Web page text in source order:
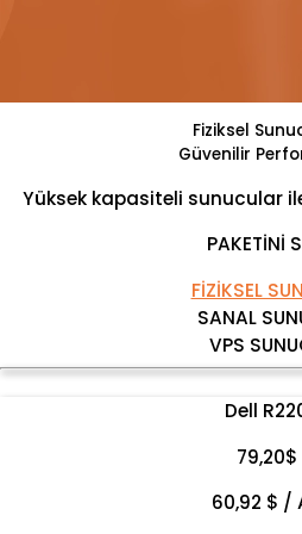
Fiziksel
Güvenilir
Yüksek kapasiteli sunucular
PAKETİNİ
FİZİKSEL
SANAL
VPS
Dell
79,20$
60,92 $ /